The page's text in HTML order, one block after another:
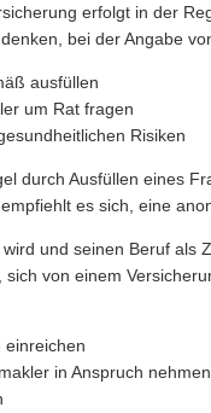
erfolgt in der
bei der Angabe
ausfüllen
um Rat fragen
Risiken
durch Ausfüllen eines
es sich, eine
und seinen Beruf
von einem
einreichen
in Anspruch nehmen